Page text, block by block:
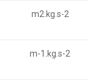
m2.kg.s-2
m-1.kg.s-2